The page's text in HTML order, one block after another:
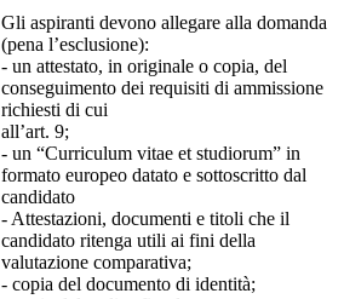
Gli aspiranti devono allegare alla domanda
(pena l’esclusione):
- un attestato, in originale o copia, del
conseguimento dei requisiti di ammissione
richiesti di cui
all’art. 9;
- un “Curriculum vitae et studiorum” in
formato europeo datato e sottoscritto dal
candidato
- Attestazioni, documenti e titoli che il
candidato ritenga utili ai fini della
valutazione comparativa;
- copia del documento di identità;